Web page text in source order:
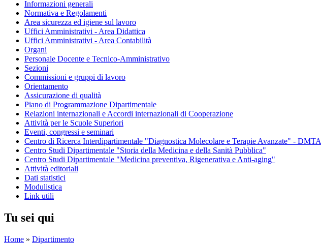
Informazioni generali
Normativa e Regolamenti
Area sicurezza ed igiene sul lavoro
Uffici Amministrativi - Area Didattica
Uffici Amministrativi - Area Contabilità
Organi
Personale Docente e Tecnico-Amministrativo
Sezioni
Commissioni e gruppi di lavoro
Orientamento
Assicurazione di qualità
Piano di Programmazione Dipartimentale
Relazioni internazionali e Accordi internazionali di Cooperazione
Attività per le Scuole Superiori
Eventi, congressi e seminari
Centro di Ricerca Interdipartimentale "Diagnostica Molecolare e Terapie Avanzate" - DMTA
Centro Studi Dipartimentale "Storia della Medicina e della Sanità Pubblica"
Centro Studi Dipartimentale "Medicina preventiva, Rigenerativa e Anti-aging"
Attività editoriali
Dati statistici
Modulistica
Link utili
Tu sei qui
Home » Dipartimento